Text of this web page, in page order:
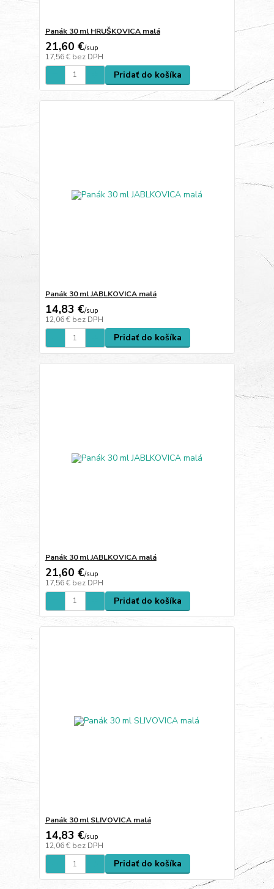
Panák 30 ml HRUŠKOVICA malá
21,60 €/sup
17,56 € bez DPH
Pridať do košíka
Panák 30 ml JABLKOVICA malá
14,83 €/sup
12,06 € bez DPH
Pridať do košíka
Panák 30 ml JABLKOVICA malá
21,60 €/sup
17,56 € bez DPH
Pridať do košíka
Panák 30 ml SLIVOVICA malá
14,83 €/sup
12,06 € bez DPH
Pridať do košíka